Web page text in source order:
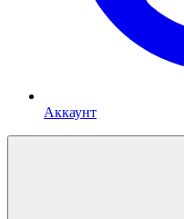
Аккаунт